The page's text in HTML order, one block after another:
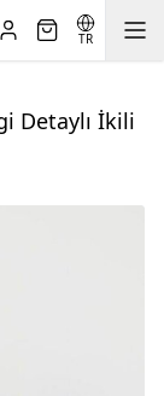
TR
Detaylı İkili